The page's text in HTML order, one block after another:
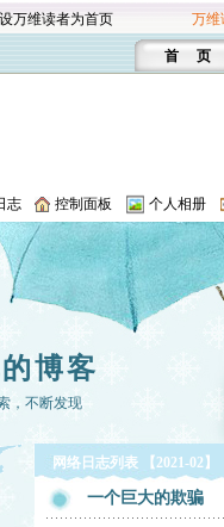
设万维读者为首页 万维
首 页
志 控制面板 个人相册
博客
，不断发现
网络日志列表 【2021-02】
一个巨大的欺骗